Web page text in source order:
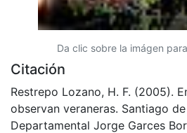
Da clic sobre la imágen
Citación
Restrepo Lozano, H. F. (2005).
observan veraneras. Santiago
Departamental Jorge Garces